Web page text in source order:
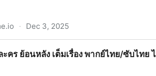
· Dec 3, 2025
คร ย้อนหลัง เต็มเรื่อง พากย์ไทย/ซับไทย